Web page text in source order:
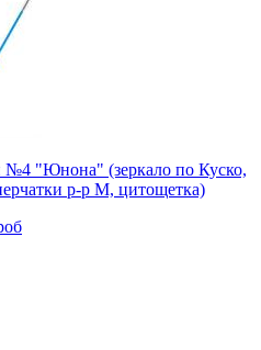
№4 "Юнона" (зеркало по Куско,
р-р М, цитощетка)